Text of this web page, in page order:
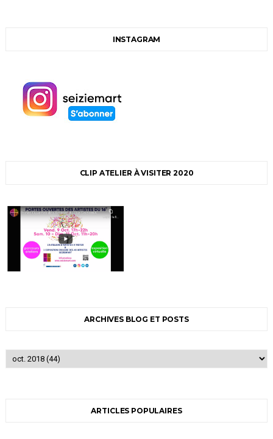
INSTAGRAM
CLIP ATELIER À VISITER 2020
ARCHIVES BLOG ET POSTS
ARTICLES POPULAIRES